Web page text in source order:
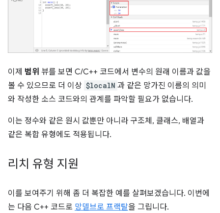
이제 범위 뷰를 보면 C/C++ 코드에서 변수의 원래 이름과 값을
볼 수 있으므로 더 이상 $localN 과 같은 망가진 이름의 의미
와 작성한 소스 코드와의 관계를 파악할 필요가 없습니다.
이는 정수와 같은 원시 값뿐만 아니라 구조체, 클래스, 배열과
같은 복합 유형에도 적용됩니다.
리치 유형 지원
이를 보여주기 위해 좀 더 복잡한 예를 살펴보겠습니다. 이번에
는 다음 C++ 코드로 망델브로 프랙탈을 그립니다.